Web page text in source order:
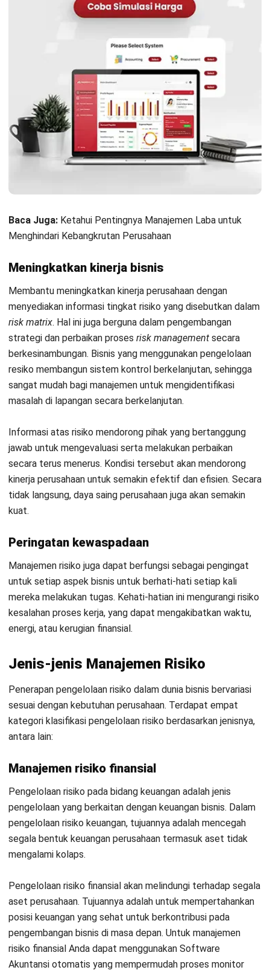
kinerja perusahaan untuk semakin efektif dan efisien. Secara
Peringatan kewaspadaan
Manajemen risiko juga dapat berfungsi sebagai pengingat
untuk setiap aspek bisnis untuk berhati-hati setiap kali
mereka melakukan tugas. Kehati-hatian ini mengurangi risiko
kesalahan proses kerja, yang dapat mengakibatkan waktu,
energi, atau kerugian finansial.
Jenis-jenis Manajemen Risiko
Penerapan pengelolaan risiko dalam dunia bisnis bervariasi
sesuai dengan kebutuhan perusahaan. Terdapat empat
antara lain:
Manajemen risiko finansial
Pengelolaan risiko pada bidang keuangan adalah jenis
pengelolaan yang berkaitan dengan keuangan bisnis. Dalam
pengelolaan risiko keuangan, tujuannya adalah mencegah
segala bentuk keuangan perusahaan termasuk aset tidak
mengalami kolaps.
aset perusahaan. Tujuannya adalah untuk mempertahankan
posisi keuangan yang sehat untuk berkontribusi pada
pengembangan bisnis di masa depan. Untuk manajemen
risiko finansial Anda dapat menggunakan Software
Akuntansiotomatis yang mempermudah proses monitor
terhadap keuangan bisnis secara menyeluruh.
Manajemen risiko operasional
Dalam jenis manajemen risiko operasional ini, pengelolaan
muncul sebagai tindakan pencegahan untuk kesalahan
proses kerja. Biasanya, pengelolaan operasional ini lengkap
dengan sanksi untuk mencegah empat faktor risiko terjadi
selama proses kerja, yaitu proses, sistem, manusia, dan
Kesalahan manusia, kerusakan mesin, kegagalan sistem
jaringan,force majeure, dan aksi massa adalah contoh dari
risiko dalam bentuk operasional. Untuk melakukan
manajemen risiko operasional Anda dapat memanfaatkan
Software Manajemen Proyek
Manajemen risiko strategis
Manajemen risiko strategis adalah suatu cara menetapkan
ukuran dalam memetakan berbagai permasalahan yang
kemungkinan akan terjadinya dampak negatif dari
ketidaktepatan pengambilan keputusan strategi dan
kegagalan dalam mengantisipasi perubahan lingkungan
Tujuannya untuk mencegah munculnya resiko yang dapat
mengganggu kemampuan bisnis ataumanagementuntuk
melaksanakan strategi yang direncanakan. Beberapa faktor
ikut bermain dalam kasus ini, termasuk risiko operasi, risiko
penurunan nilai aset, risiko kompetitif, dan bahkan risiko